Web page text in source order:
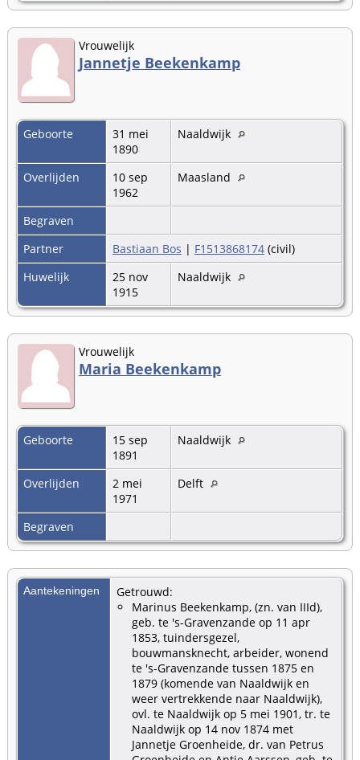
Vrouwelijk
Jannetje Beekenkamp
Geboorte
31 mei
1890
Naaldwijk
Overlijden
10 sep
1962
Maasland
Begraven
Partner
Bastiaan Bos | F1513868174 (civil)
Huwelijk
25 nov
1915
Naaldwijk
Vrouwelijk
Maria Beekenkamp
Geboorte
15 sep
1891
Naaldwijk
Overlijden
2 mei
1971
Delft
Begraven
Aantekeningen
Getrouwd:
Marinus Beekenkamp, (zn. van IIId),
geb. te 's-Gravenzande op 11 apr
1853, tuindersgezel,
bouwmansknecht, arbeider, wonend
te 's-Gravenzande tussen 1875 en
1879 (komende van Naaldwijk en
weer vertrekkende naar Naaldwijk),
ovl. te Naaldwijk op 5 mei 1901, tr. te
Naaldwijk op 14 nov 1874 met
Jannetje Groenheide, dr. van Petrus